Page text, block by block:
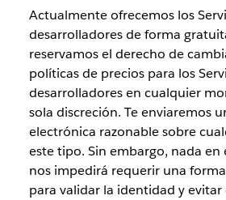
Actualmente ofrecemos los
desarrolladores de forma
reservamos el derecho de
políticas de precios para los
desarrolladores en cualquier
sola discreción. Te enviaremos
electrónica razonable sobre
este tipo. Sin embargo, nada en
nos impedirá requerir una
para validar la identidad y evitar